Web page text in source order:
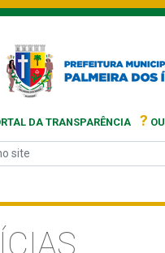
DA TRANSPARÊNCIA ?